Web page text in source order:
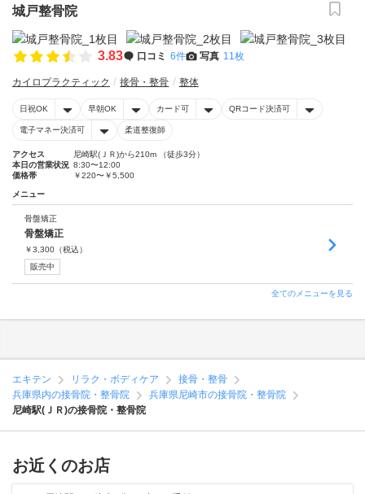
城戸整骨院
3.83 口コミ 6件 写真 11枚
カイロプラクティック 接骨・整骨 整体
日祝OK 早朝OK カード可 QRコード決済可
電子マネー決済可 柔道整復師
アクセス
尼崎駅(ＪＲ)から210m （徒歩3分）
本日の営業状況 8:30〜12:00
価格帯
￥220〜￥5,500
メニュー
骨盤矯正
骨盤矯正
￥3,300 （税込）
販売中
全てのメニューを見る
エキテン リラク・ボディケア
接骨・整骨
兵庫県内の接骨院・整骨院
兵庫県尼崎市の接骨院・整骨院
尼崎駅(ＪＲ)の接骨院・整骨院
お近くのお店